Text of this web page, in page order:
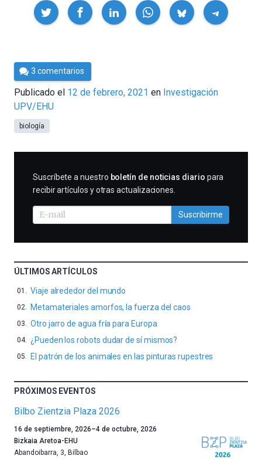
Compartir
Por
César
Tomé
3 comentarios
Publicado el 12 de febrero, 2021 en Investigación
UPV/EHU
biología
SUSCRIBIRME
Suscríbete a nuestro boletín de noticias diario para
recibir artículos y otras actualizaciones.
Suscribirme
ÚLTIMOS ARTÍCULOS
Viaje alrededor del mundo
Metamateriales amorfos, la fuerza del caos
Otro jarro de agua fría para Europa
¿Pueden los robots dudar de sí mismos?
El patrón de los animales en las pinturas rupestres
PRÓXIMOS EVENTOS
Bilbo Zientzia Plaza 2026
Un
año
más,
16 de septiembre, 2026–4 de octubre, 2026
Bizkaia Aretoa-EHU
Abandoibarra, 3, Bilbao